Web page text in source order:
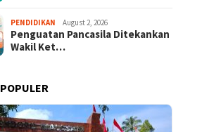
PENDIDIKAN August 2, 2026
Penguatan Pancasila Ditekankan
Wakil Ket…